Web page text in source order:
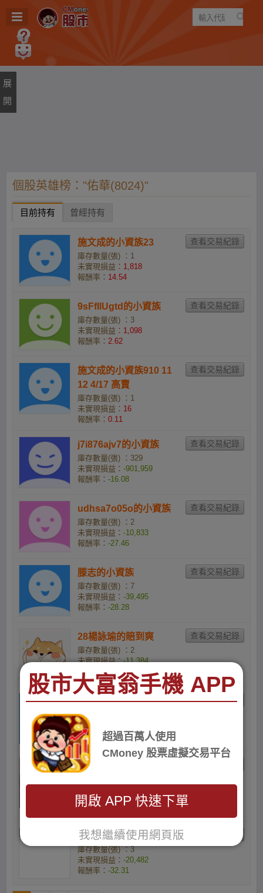
遊戲
個股英雄榜："佑華(8024)"
目前持有 曾經持有
施文成的小資族23
庫存數量(張) ：1
未實現損益： 1,818
報酬率： 14.54
9sFfIlUgtd的小資族
庫存數量(張) ：3
未實現損益： 1,098
報酬率： 2.62
施文成的小資族910 11
12 4/17 高賣
庫存數量(張) ：1
未實現損益： 16
報酬率： 0.11
j7i876ajv7的小資族
庫存數量(張) ：329
未實現損益： -901,959
報酬率： -16.08
udhsa7o05o的小資族
庫存數量(張) ：2
未實現損益： -10,833
報酬率： -27.46
滕志的小資族
庫存數量(張) ：7
未實現損益： -39,495
報酬率： -28.28
28楊詠瑜的賠到爽
庫存數量(張) ：2
未實現損益：-11,384
報酬率： -28.46
陳育聖的小資族
庫存數量(張) ：2
未實現損益：
報酬率：-30.55
Huta Piko的O低銀金X
1110717
未實現損益： -13,387
報酬率：
詹艾芸的小資族
庫存數量(張) ：3
未實現損益： -20,482
報酬率： -32.31
股市大富翁手機 APP
超過百萬人使用
CMoney 股票虛擬交易平台
開啟 APP 快速下單
我想繼續使用網頁版